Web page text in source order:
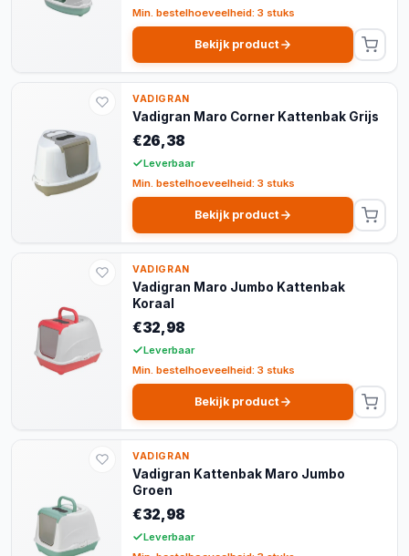
Min. bestelhoeveelheid: 3 stuks
Bekijk product
VADIGRAN
Vadigran Maro Corner Kattenbak Grijs
€26,38
Leverbaar
Min. bestelhoeveelheid: 3 stuks
Bekijk product
VADIGRAN
Vadigran Maro Jumbo Kattenbak
Koraal
€32,98
Leverbaar
Min. bestelhoeveelheid: 3 stuks
Bekijk product
VADIGRAN
Vadigran Kattenbak Maro Jumbo
Groen
€32,98
Leverbaar